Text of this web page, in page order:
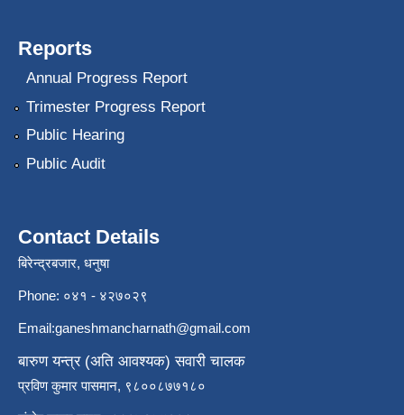
Reports
Annual Progress Report
Trimester Progress Report
Public Hearing
Public Audit
Contact Details
बिरेन्द्रबजार, धनुषा
Phone: ०४१ - ४२७०२९
Email:ganeshmancharnath@gmail.com
बारुण यन्त्र (अति आवश्यक) सवारी चालक
प्रविण कुमार पासमान, ९८००८७७१८०